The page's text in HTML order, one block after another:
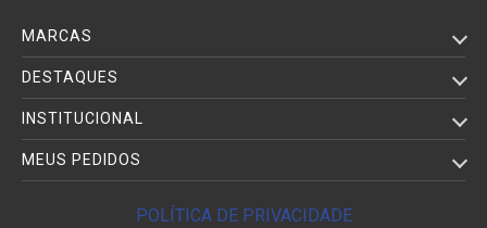
MARCAS
DESTAQUES
INSTITUCIONAL
MEUS PEDIDOS
POLÍTICA DE PRIVACIDADE